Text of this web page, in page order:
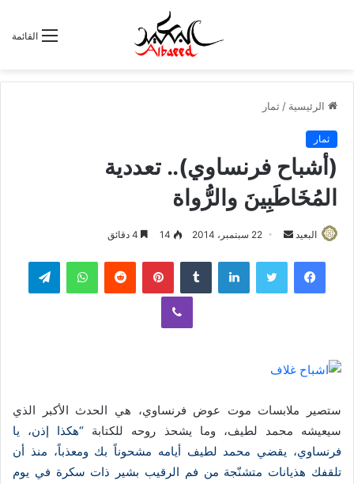
القائمة
الرئيسية / ثمار
ثمار
(أشباح فرنساوي).. تعددية
المُخَاطَبِينَ والرُّواة
البعيد
س
ل
د
22 سبتمبر، 2014 14
لينكدإن بينتيريست واتساب
ڤايبر
ستصير ملابسات موت عوض فرنساوي، هي الحدث الأكبر الذي
سيعيشه محمد لطيف، وما يشحذ روحه للكتابة “هكذا إذن، يا
فرنساوي، يقضي محمد لطيف أيامه مشحوناً بك ومعذباً، منذ أن
تلقفك هذيانات متشنّجة من فم الرقيب بشير ذات سكرة في يوم